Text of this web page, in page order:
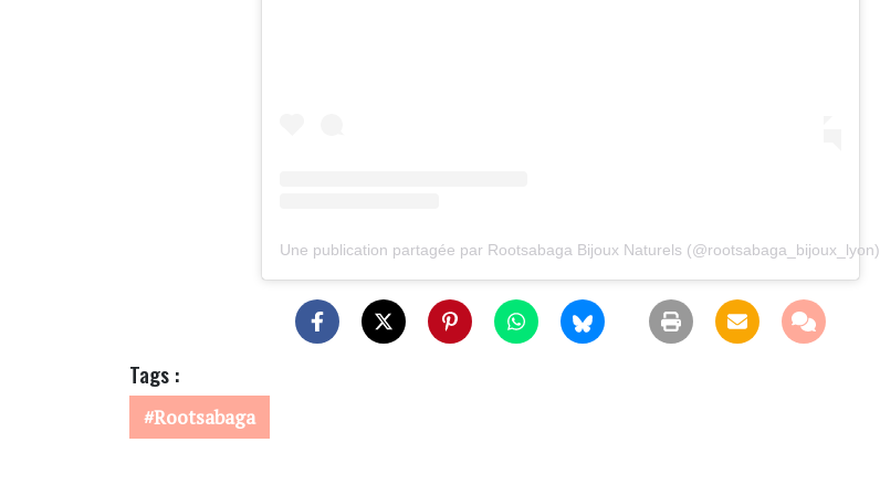
Une publication partagée par Rootsabaga Bijoux Naturels (@rootsabaga_bijoux_lyon)
Tags :
Rootsabaga